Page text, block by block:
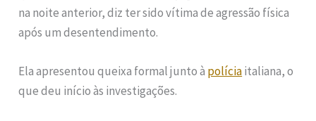
na noite anterior, diz ter sido vítima de agressão física
após um desentendimento.
Ela apresentou queixa formal junto à políciaitaliana, o
que deu início às investigações.